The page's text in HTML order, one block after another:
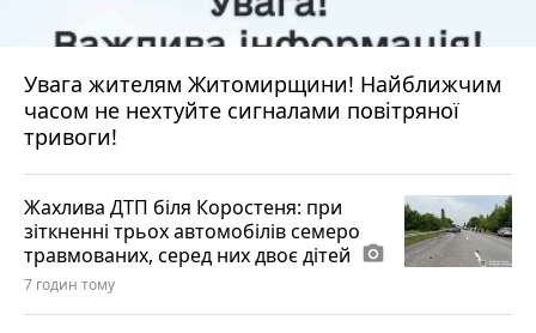
Увага жителям Житомирщини! Найближчим
часом не нехтуйте сигналами повітряної
тривоги!
Жахлива ДТП біля Коростеня: при
зіткненні трьох автомобілів семеро
травмованих, серед них двоє дітей photo_camera
7 годин тому